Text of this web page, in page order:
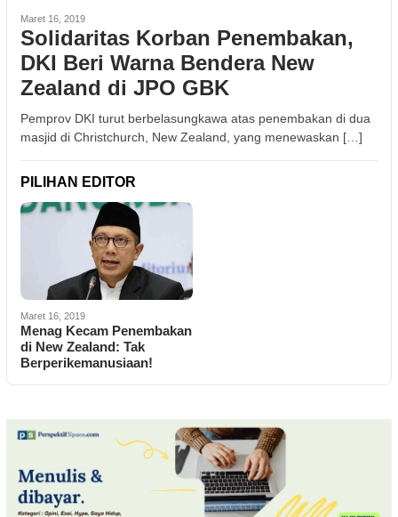
Maret 16, 2019
Solidaritas Korban Penembakan,
DKI Beri Warna Bendera New
Zealand di JPO GBK
Pemprov DKI turut berbelasungkawa atas penembakan di dua
masjid di Christchurch, New Zealand, yang menewaskan […]
PILIHAN EDITOR
Maret 16, 2019
Menag Kecam Penembakan
di New Zealand: Tak
Berperikemanusiaan!